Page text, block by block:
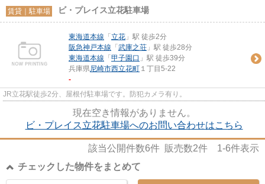
賃貸｜駐車場 ビ・プレイス立花駐車場
東海道本線 「 立花 」駅 徒歩2分
阪急神戸本線 「 武庫之荘 」駅 徒歩28分
東海道本線 「 甲子園口 」駅 徒歩39分
兵庫県尼崎市西立花町 １丁目5-22
-
JR立花駅徒歩2分、屋根付駐車場です。防犯カメラ有り。
現在空き情報がありません。
ビ・プレイス立花駐車場へのお問い合わせはこちら
該当公開件数6件 販売数2件 1-6件表示
チェックした物件をまとめて